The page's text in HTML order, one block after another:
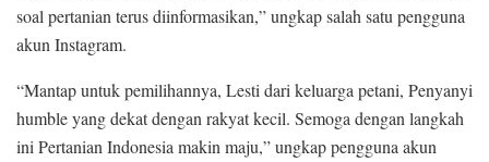
soal pertanian terus diinformasikan,” ungkap salah satu pengguna
akun Instagram.
“Mantap untuk pemilihannya, Lesti dari keluarga petani, Penyanyi
humble yang dekat dengan rakyat kecil. Semoga dengan langkah
ini Pertanian Indonesia makin maju,” ungkap pengguna akun